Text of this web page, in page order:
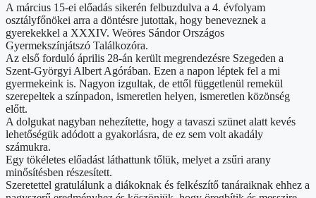
A március 15-ei előadás sikerén felbuzdulva a 4. évfolyam
osztályfőnökei arra a döntésre jutottak, hogy beneveznek a
gyerekekkel a XXXIV. Weöres Sándor Országos
Gyermekszínjátszó Találkozóra.
Az első forduló április 28-án került megrendezésre Szegeden a
Szent-Györgyi Albert Agórában. Ezen a napon léptek fel a mi
gyermekeink is. Nagyon izgultak, de ettől függetlenül remekül
szerepeltek a színpadon, ismeretlen helyen, ismeretlen közönség
előtt.
A dolgukat nagyban nehezítette, hogy a tavaszi szünet alatt kevés
lehetőségük adódott a gyakorlásra, de ez sem volt akadály
számukra.
Egy tökéletes előadást láthattunk tőlük, melyet a zsűri arany
minősítésben részesített.
Szeretettel gratulálunk a diákoknak és felkészítő tanáraiknak ehhez a